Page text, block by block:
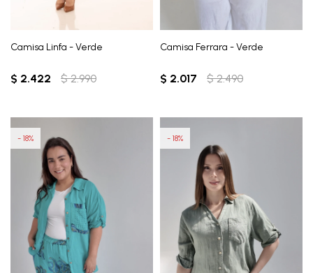
Camisa Linfa - Verde
$ 2.422 $ 2.990
Camisa Ferrara - Verde
$ 2.017 $ 2.490
18 18